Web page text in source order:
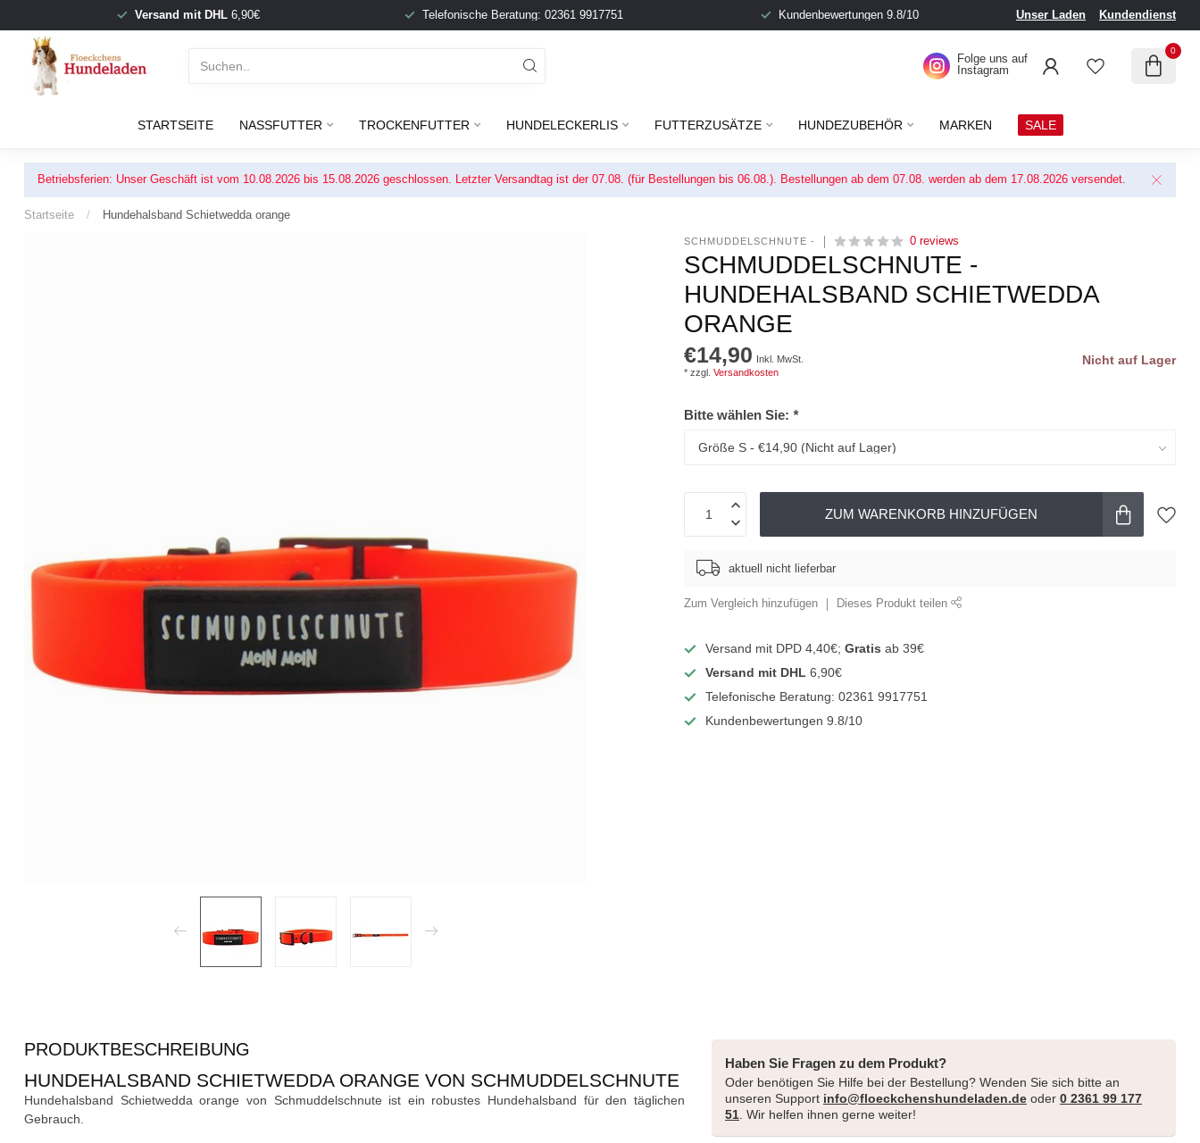
Versand mit DHL6,90€ Telefonische Beratung: 02361 9917751 Kundenbewertungen 9.8/10 Unser Laden Kundendienst
Folge uns auf
Instagram
0
STARTSEITE NASSFUTTER TROCKENFUTTER HUNDELECKERLIS FUTTERZUSÄTZE HUNDEZUBEHÖR MARKEN SALE
Betriebsferien: Unser Geschäft ist vom 10.08.2026 bis 15.08.2026 geschlossen. Letzter Versandtag ist der 07.08. (für Bestellungen bis 06.08.). Bestellungen ab dem 07.08. werden ab dem 17.08.2026 versendet.
Startseite / Hundehalsband Schietwedda orange
SCHMUDDELSCHNUTE - 0 reviews
SCHMUDDELSCHNUTE -
HUNDEHALSBAND SCHIETWEDDA
ORANGE
€14,90 Inkl. MwSt.
* zzgl.Versandkosten
Nicht auf Lager
Bitte wählen Sie:*
ZUM WARENKORB HINZUFÜGEN
aktuell nicht lieferbar
Zum Vergleich hinzufügen Dieses Produkt teilen
Versand mit DPD 4,40€;Gratisab 39€
Versand mit DHL 6,90€
Telefonische Beratung: 02361 9917751
Kundenbewertungen 9.8/10
PRODUKTBESCHREIBUNG
HUNDEHALSBAND SCHIETWEDDA ORANGE VON SCHMUDDELSCHNUTE
Hundehalsband Schietwedda orange von Schmuddelschnute ist ein robustes Hundehalsband für den täglichen
Gebrauch.
Haben Sie Fragen zu dem Produkt?
Oder benötigen Sie Hilfe bei der Bestellung? Wenden Sie sich bitte an
unseren Support info@floeckchenshundeladen.de oder 0 2361 99 177
51 . Wir helfen ihnen gerne weiter!